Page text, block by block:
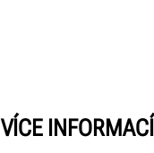
VÍCE INFORMACÍ